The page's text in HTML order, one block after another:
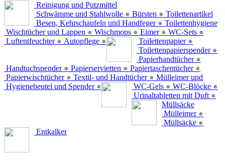
Reinigung und Putzmittel
Schwämme und Stahlwolle ● Bürsten ●
Besen, Kehrschaufeln und Handfeger ●
Wischtücher und Lappen ● Wischmops ● Eimer ● WC-Sets ●
Luftentfeuchter ● Autopflege ●
Toilettenartikel
Toilettenpapier ●
Toilettenpapierspender ●
Papierhandtücher ●
Handtuchspender ● Papierservietten ● Papiertaschentücher ●
Papierwischtücher ● Textil- und Handtücher ●
Hygienebeutel und Spender ●
Toilettenhygiene
WC-Gels ● WC-Blöcke ●
Urinaltabletten mit Duft ●
Mülleimer und
Müllsäcke
Mülleimer ●
Müllsäcke ●
Entkalker